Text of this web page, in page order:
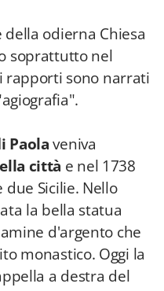
odierna Chiesa
soprattutto nel
rapporti sono narrati
Paolaveniva
città e nel 1738
Sicilie. Nello
la bella statua
d'argento che
monastico. Oggi la
a destra del